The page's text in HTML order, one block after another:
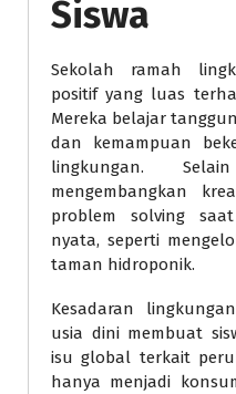
Siswa
Sekolah ramah
positif yang luas
Mereka belajar
dan kemampuan
lingkungan.
mengembangkan
problem solving
nyata, seperti
taman hidroponik.
Kesadaran
usia dini membuat
isu global terkait
hanya menjadi